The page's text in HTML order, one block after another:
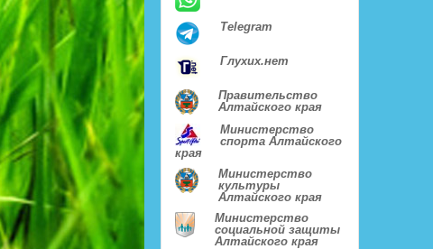
Telegram
Глухих.нет
Правительство
Алтайского края
Министерство
спорта Алтайского
края
Министерство
культуры
Алтайского края
Министерство
социальной защиты
Алтайского края